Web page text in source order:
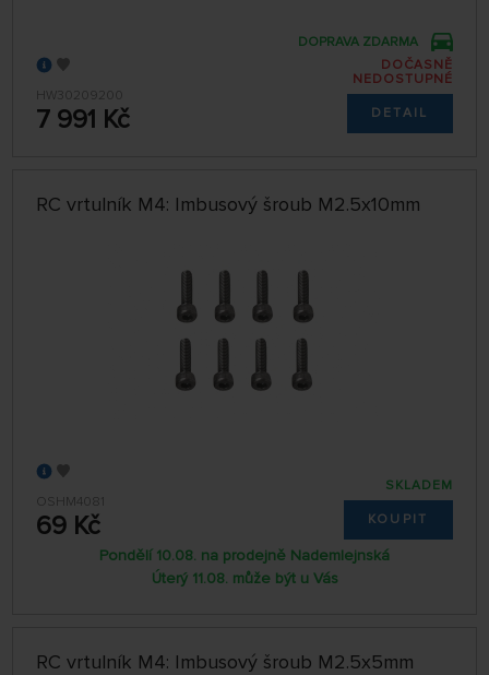
HW30209200
7 991 Kč
DOPRAVA ZDARMA
DOČASNĚ
NEDOSTUPNÉ
DETAIL
RC vrtulník M4: Imbusový šroub M2.5x10mm
OSHM4081
69 Kč
SKLADEM
KOUPIT
Pondělí 10.08. na prodejně Nademlejnská
Úterý 11.08. může být u Vás
RC vrtulník M4: Imbusový šroub M2.5x5mm